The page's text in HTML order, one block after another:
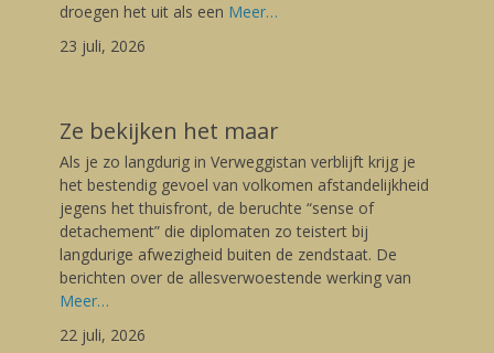
droegen het uit als een Meer…
23 juli, 2026
Ze bekijken het maar
Posted
on
22/07/2026
Author
Gerard
Als je zo langdurig in Verweggistan verblijft krijg je
het bestendig gevoel van volkomen afstandelijkheid
jegens het thuisfront, de beruchte “sense of
detachement” die diplomaten zo teistert bij
langdurige afwezigheid buiten de zendstaat. De
berichten over de allesverwoestende werking van
Meer…
22 juli, 2026